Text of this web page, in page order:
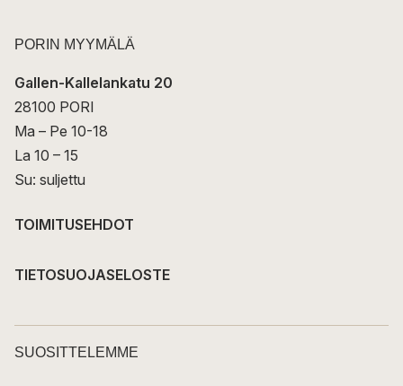
PORIN MYYMÄLÄ
Gallen-Kallelankatu 20
28100 PORI
Ma – Pe 10-18
La 10 – 15
Su: suljettu
TOIMITUSEHDOT
TIETOSUOJASELOSTE
SUOSITTELEMME